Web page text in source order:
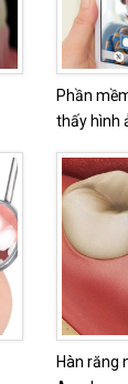
Phần
thấy hình
Hàn răng